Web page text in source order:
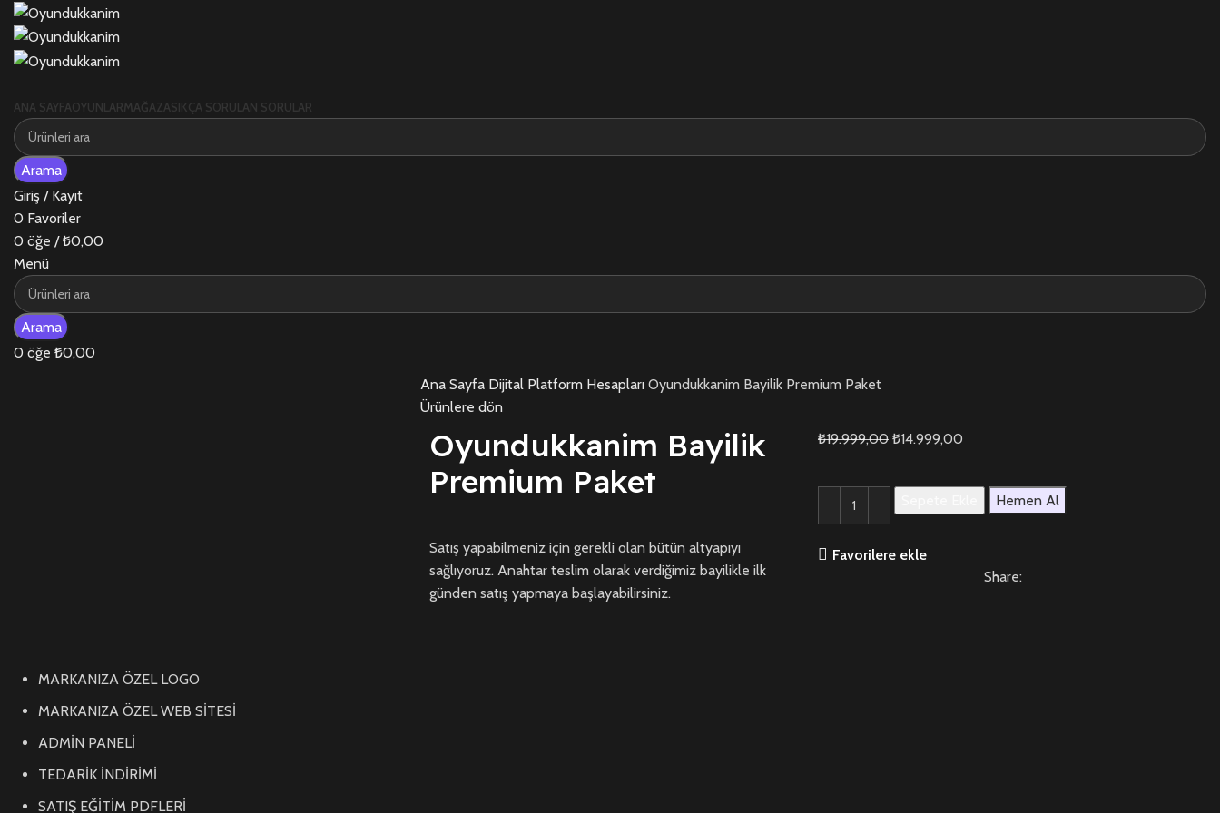
ANA SAYFAOYUNLARMAĞAZASIKÇA SORULAN SORULAR
Arama
Giriş / Kayıt
0 Favoriler
0 öğe / ₺0,00
Menü
Arama
0 öğe ₺0,00
Ana Sayfa Dijital Platform Hesapları Oyundukkanim Bayilik Premium Paket
Ürünlere dön
Oyundukkanim Bayilik
Premium Paket
Satış yapabilmeniz için gerekli olan bütün altyapıyı
sağlıyoruz. Anahtar teslim olarak verdiğimiz bayilikle ilk
günden satış yapmaya başlayabilirsiniz.
₺19.999,00 ₺14.999,00
Hemen Al
Favorilere ekle
Share:
MARKANIZA ÖZEL LOGO
MARKANIZA ÖZEL WEB SİTESİ
ADMİN PANELİ
TEDARİK İNDİRİMİ
SATIŞ EĞİTİM PDFLERİ